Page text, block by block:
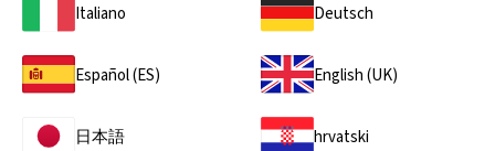
Italiano Deutsch
Español (ES) English (UK)
日本語 hrvatski